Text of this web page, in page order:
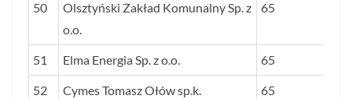
50
Olsztyński Zakład Komunalny Sp. z
o.o.
65
51 Elma Energia Sp. z o.o. 65
52 Cymes Tomasz Ołów sp.k. 65